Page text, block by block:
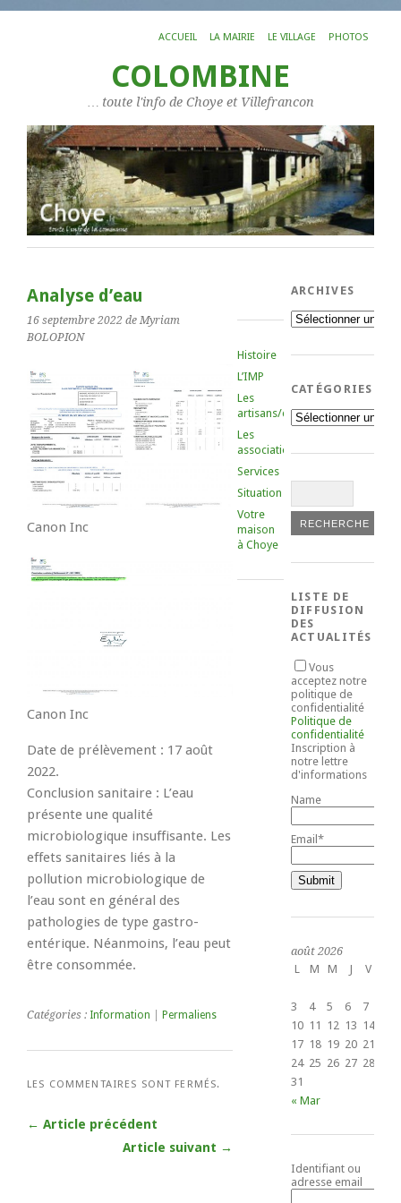
ACCUEIL LA MAIRIE LE VILLAGE PHOTOS
COLOMBINE
… toute l'info de Choye et Villefrancon
Analyse d’eau
16 septembre 2022 de Myriam
BOLOPION
Canon Inc
Canon Inc
Date de prélèvement : 17 août
2022.
Conclusion sanitaire : L’eau
présente une qualité
microbiologique insuffisante. Les
effets sanitaires liés à la
pollution microbiologique de
l’eau sont en général des
pathologies de type gastro-
entérique. Néanmoins, l’eau peut
être consommée.
Catégories : Information Permaliens
LES COMMENTAIRES SONT FERMÉS.
← Article précédent
Article suivant →
Histoire
L’IMP
Les
artisans/commerçants
Les
associations
Services
Situation
Votre
maison
à Choye
ARCHIVES
Archives
CATÉGORIES
Catégories
LISTE DE
DIFFUSION
DES
ACTUALITÉS
Vous
acceptez notre
politique de
confidentialité
Politique de
confidentialité
Inscription à
notre lettre
d'informations
Name
Email*
août 2026
L
M M J V
3
4 5 6 7
10 11 12 13 14
17 18 19 20 21
24 25 26 27 28
31
« Mar
Identifiant ou
adresse email